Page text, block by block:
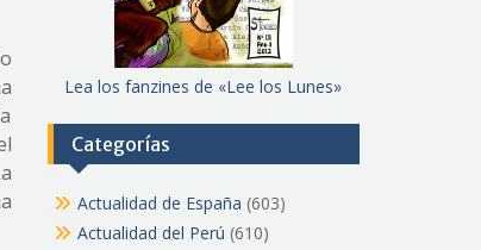
Lea los fanzines de «Lee los Lunes»
Categorías
Actualidad de España (603)
Actualidad del Perú (610)